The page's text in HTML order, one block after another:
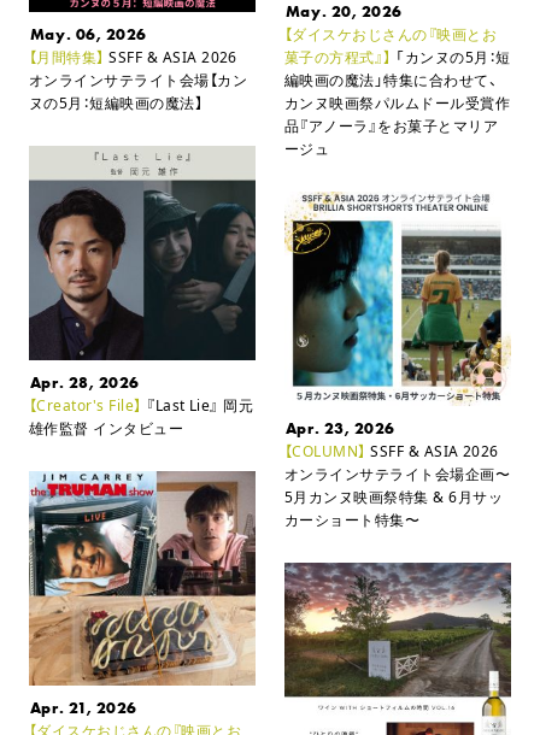
May. 20, 2026
【ダイスケおじさんの『映画とお
菓子の方程式』】 「カンヌの5月：短
編映画の魔法」特集に合わせて、
カンヌ映画祭パルムドール受賞作
品『アノーラ』をお菓子とマリア
ージュ
May. 06, 2026
【月間特集】 SSFF & ASIA 2026
オンラインサテライト会場【カン
ヌの5月：短編映画の魔法】
Apr. 28, 2026
【Creator's File】 『Last Lie』 岡元
雄作監督 インタビュー
Apr. 23, 2026
【COLUMN】 SSFF & ASIA 2026
オンラインサテライト会場企画〜
5月カンヌ映画祭特集 & 6月サッ
カーショート特集〜
Apr. 21, 2026